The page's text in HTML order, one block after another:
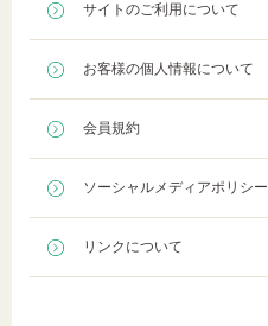
サイトのご利用について
お客様の個人情報について
会員規約
ソーシャルメディアポリシー
リンクについて